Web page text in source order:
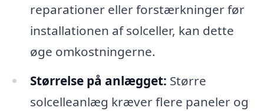
reparationer eller forstærkninger før
installationen af solceller, kan dette
øge omkostningerne.
Størrelse på anlægget: Større
solcelleanlæg kræver flere paneler og